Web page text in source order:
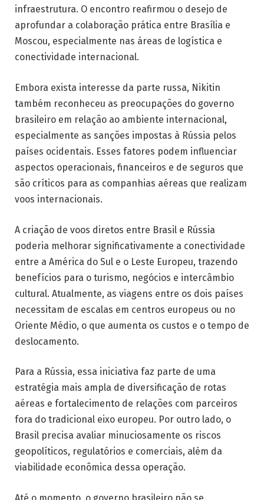
infraestrutura. O encontro reafirmou o desejo de
aprofundar a colaboração prática entre Brasília e
Moscou, especialmente nas áreas de logística e
conectividade internacional.
Embora exista interesse da parte russa, Nikitin
também reconheceu as preocupações do governo
brasileiro em relação ao ambiente internacional,
especialmente as sanções impostas à Rússia pelos
países ocidentais. Esses fatores podem influenciar
aspectos operacionais, financeiros e de seguros que
são críticos para as companhias aéreas que realizam
voos internacionais.
A criação de voos diretos entre Brasil e Rússia
poderia melhorar significativamente a conectividade
entre a América do Sul e o Leste Europeu, trazendo
benefícios para o turismo, negócios e intercâmbio
cultural. Atualmente, as viagens entre os dois países
necessitam de escalas em centros europeus ou no
Oriente Médio, o que aumenta os custos e o tempo de
deslocamento.
Para a Rússia, essa iniciativa faz parte de uma
estratégia mais ampla de diversificação de rotas
aéreas e fortalecimento de relações com parceiros
fora do tradicional eixo europeu. Por outro lado, o
Brasil precisa avaliar minuciosamente os riscos
geopolíticos, regulatórios e comerciais, além da
viabilidade econômica dessa operação.